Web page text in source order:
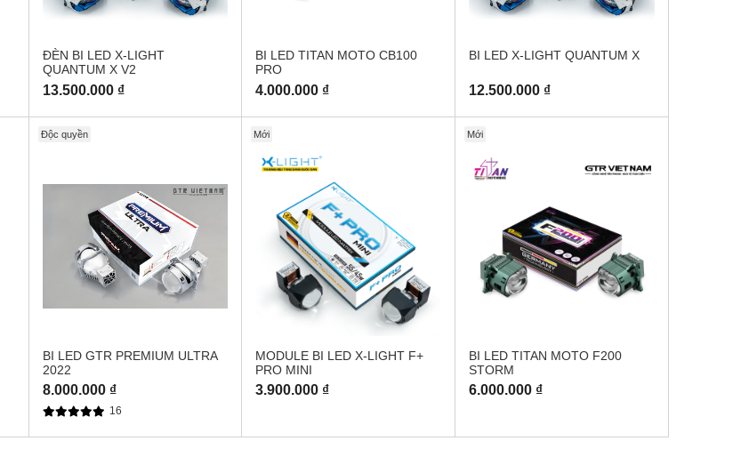
ĐÈN BI LED X-LIGHT
QUANTUM X V2
13.500.000 ₫
BI LED TITAN MOTO CB100
PRO
4.000.000 ₫
BI LED X-LIGHT QUANTUM X
12.500.000 ₫
Độc quyền
BI LED GTR PREMIUM ULTRA
2022
8.000.000 ₫
16
Mới
MODULE BI LED X-LIGHT F+
PRO MINI
3.900.000 ₫
Mới
BI LED TITAN MOTO F200
STORM
6.000.000 ₫